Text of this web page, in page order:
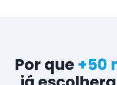
Por que +50